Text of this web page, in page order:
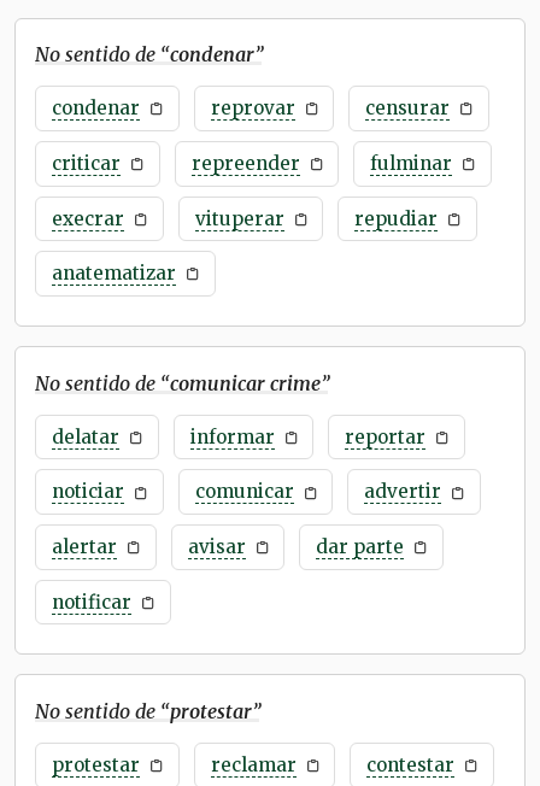
No sentido de “condenar”
condenar reprovar censurar
criticar repreender fulminar
execrar vituperar repudiar
anatematizar
No sentido de “comunicar crime”
delatar informar reportar
noticiar comunicar advertir
alertar avisar dar parte
notificar
No sentido de “protestar”
protestar reclamar contestar